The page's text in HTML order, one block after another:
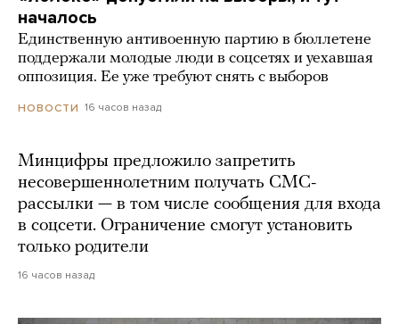
началось
Единственную антивоенную партию в бюллетене
поддержали молодые люди в соцсетях и уехавшая
оппозиция. Ее уже требуют снять с выборов
НОВОСТИ 16 часов назад
Минцифры предложило запретить
несовершеннолетним получать СМС-
рассылки — в том числе сообщения для входа
в соцсети. Ограничение смогут установить
только родители
16 часов назад